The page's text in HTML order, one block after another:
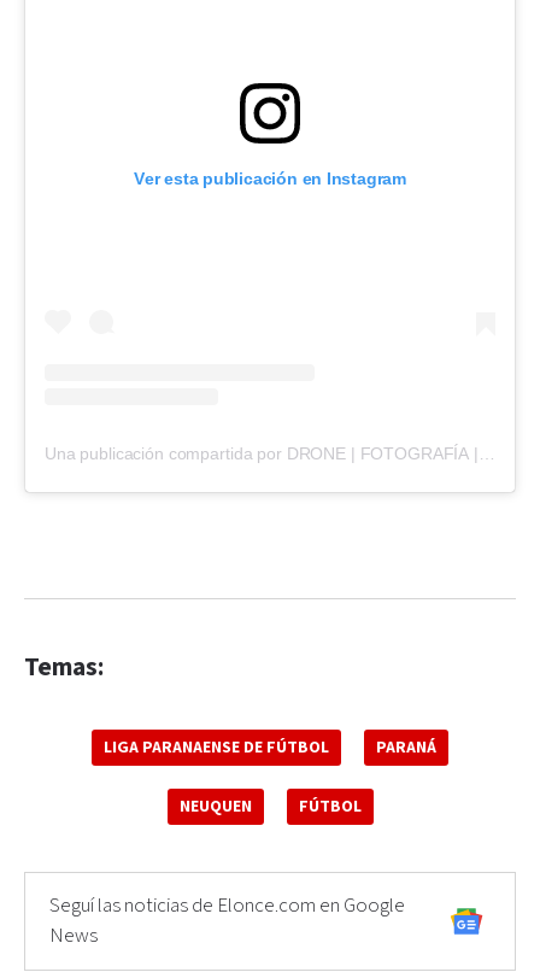
Ver esta publicación en Instagram
Temas:
LIGA PARANAENSE DE FÚTBOL PARANÁ
NEUQUEN FÚTBOL
Seguí las noticias de Elonce.com en Google
News